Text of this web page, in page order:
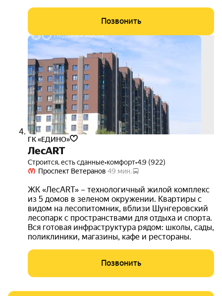
Позвонить
ГК «ЕДИНО»
ЛесART
Строится, есть сданные•комфорт•4.9 (922)
Проспект Ветеранов 49 мин.
ЖК «ЛесART» – технологичный жилой комплекс
из 5 домов в зеленом окружении. Квартиры с
видом на лесопитомник, вблизи Шунгеровский
лесопарк с пространствами для отдыха и спорта.
Вся готовая инфраструктура рядом: школы, сады,
поликлиники, магазины, кафе и рестораны.
Позвонить